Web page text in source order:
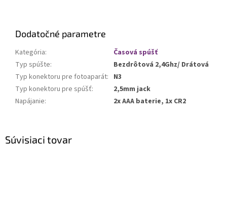
Súvisiaci tovar
Dodatočné parametre
Kategória:
Časová spúšť
Typ spúšte:
Bezdrôtová 2,4Ghz/ Drátová
Typ konektoru pre fotoaparát: N3
Typ konektoru pre spúšť:
2,5mm jack
Napájanie: 2x AAA baterie, 1x CR2